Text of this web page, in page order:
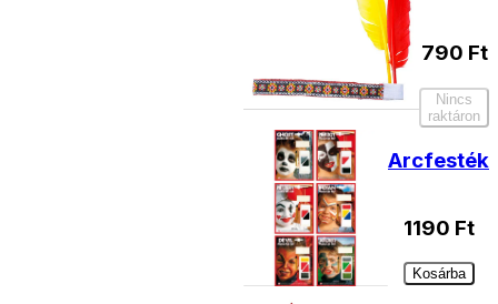
790 Ft
Nincs
raktáron
Arcfesték
1190 Ft
Kosárba